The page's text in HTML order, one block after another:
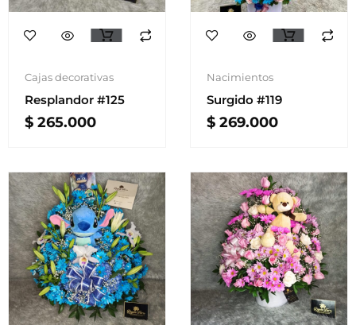
Cajas decorativas
Resplandor #125
$ 265.000
Nacimientos
Surgido #119
$ 269.000